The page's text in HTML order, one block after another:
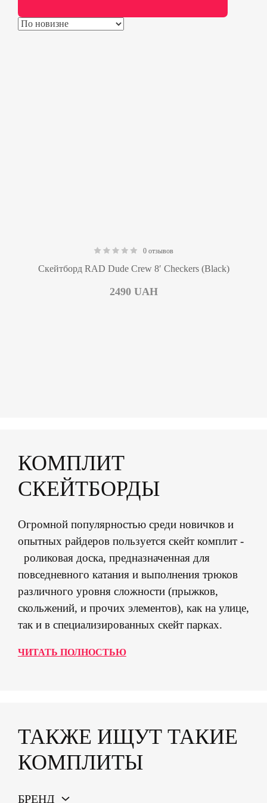
0 отзывов
Скейтборд RAD Dude Crew 8′ Checkers (Black)
2490 UAH
КОМПЛИТ
СКЕЙТБОРДЫ
Огромной популярностью среди новичков и
опытных райдеров пользуется скейт комплит -
роликовая доска, предназначенная для
повседневного катания и выполнения трюков
различного уровня сложности (прыжков,
скольжений, и прочих элементов), как на улице,
так и в специализированных скейт парках.
ЧИТАТЬ ПОЛНОСТЬЮ
ТАКЖЕ ИЩУТ ТАКИЕ
КОМПЛИТЫ
БРЕНД